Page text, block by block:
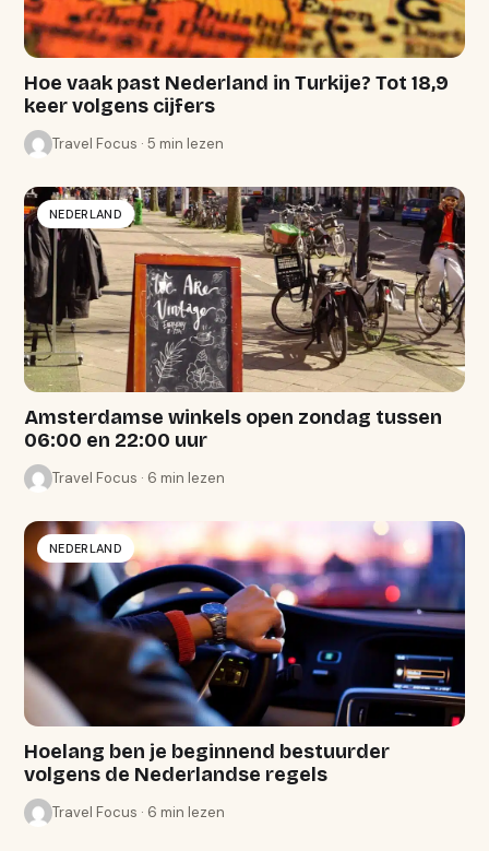
Hoe vaak past Nederland in Turkije? Tot 18,9
keer volgens cijfers
Travel Focus · 5 min lezen
NEDERLAND
Amsterdamse winkels open zondag tussen
06:00 en 22:00 uur
Travel Focus · 6 min lezen
NEDERLAND
Hoelang ben je beginnend bestuurder
volgens de Nederlandse regels
Travel Focus · 6 min lezen